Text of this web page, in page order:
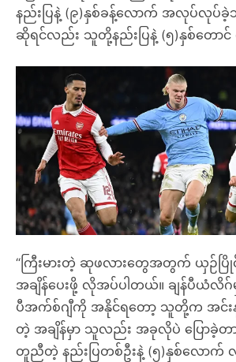
နည်းပြနဲ့ (၉)နှစ်ခန့်လောက် အလုပ်လု
ဆိုရင်လည်း သူတို့နည်းပြနဲ့ (၅)နှစ်တေ
“ကြီးမားတဲ့ ဆုဖလားတွေအတွက် ယှဉ်ပ
အချိန်ပေးဖို့ လိုအပ်ပါတယ်။ ချန်ပီယံလိ
ပီအက်စ်ဂျီကို အနိုင်ရတော့ သူတို့က အင်း
တဲ့ အချိန်မှာ သူလည်း အခုလိုပဲ ပြောခဲ့
တူညီတဲ့ နည်းပြတစ်ဦးနဲ့ (၅)နှစ်လောက်